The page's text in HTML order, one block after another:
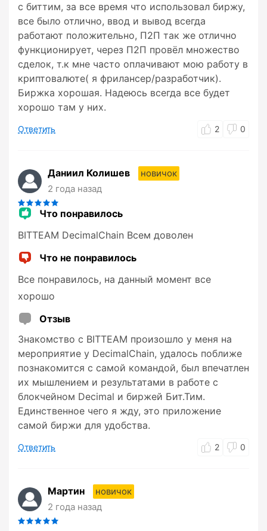
с биттим, за все время что использовал биржу,
все было отлично, ввод и вывод всегда
работают положительно, П2П так же отлично
функционирует, через П2П провёл множество
сделок, т.к мне часто оплачивают мою работу в
криптовалюте( я фрилансер/разработчик).
Биржка хорошая. Надеюсь всегда все будет
хорошо там у них.
Ответить 2 0
Даниил Колишев
новичок
2 года назад
Что понравилось
BITTEAM DecimalChain Всем доволен
Что не понравилось
Все понравилось, на данный момент все
хорошо
Отзыв
Знакомство с BITTEAM произошло у меня на
мероприятие у DecimalChain, удалось поближе
познакомится с самой командой, был впечатлен
их мышлением и результатами в работе с
блокчейном Decimal и биржей Бит.Тим.
Единственное чего я жду, это приложение
самой биржи для удобства.
Ответить 2 0
Мартин
новичок
2 года назад